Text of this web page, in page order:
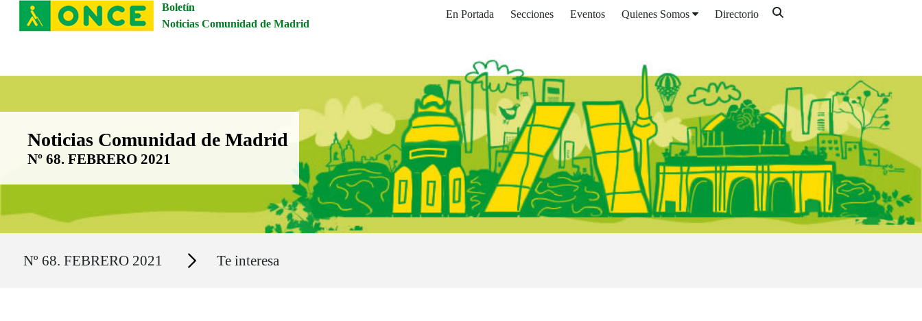
Boletín
Noticias Comunidad de Madrid
En Portada Secciones Eventos Quienes Somos Directorio
Boletín Noticias Comunidad de Madrid
Noticias Comunidad de Madrid
Nº 68. FEBRERO 2021
Nº 68. FEBRERO 2021 Secciones Te interesa